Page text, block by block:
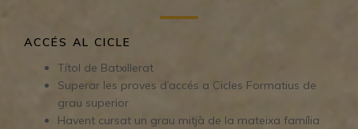
ACCÉS AL CICLE
Títol de Batxillerat
Superar les proves d’accés a Cicles Formatius de
grau superior
Havent cursat un grau mitjà de la mateixa família